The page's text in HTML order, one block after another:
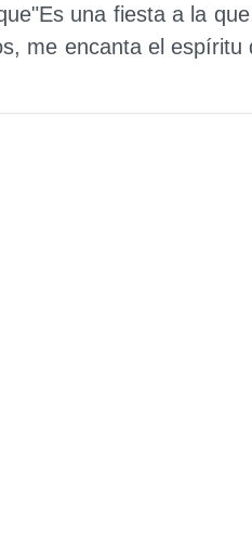
una fiesta a la
me encanta el espíritu